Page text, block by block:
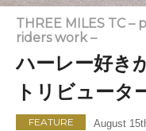
THREE MILES TC
riders work –
ハーレー好き
トリビュータ
FEATURE August